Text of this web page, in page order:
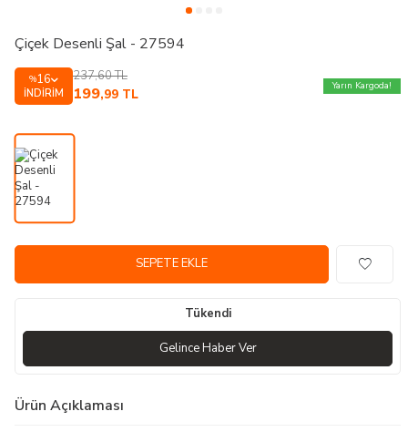
Çiçek Desenli Şal - 27594
%16
İNDIRIM
237,60TL
199,99 TL
Yarın Kargoda!
SEPETE EKLE
Tükendi
Gelince Haber Ver
Ürün Açıklaması